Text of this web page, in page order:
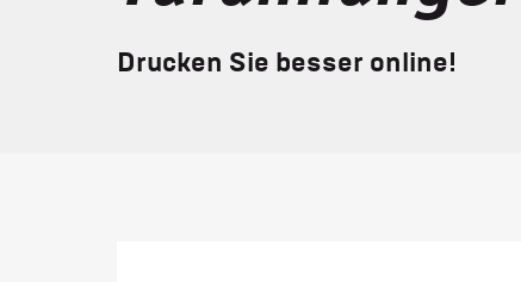
Drucken Sie besser online!